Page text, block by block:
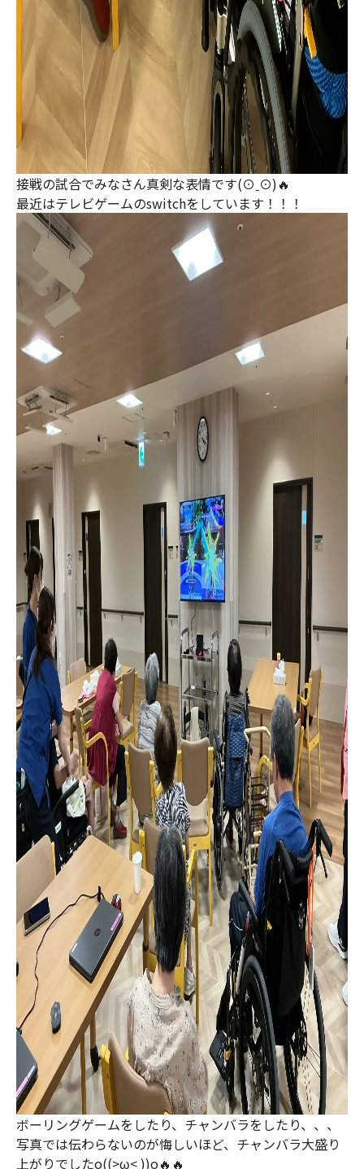
接戦の試合でみなさん真剣な表情です(⊙ˍ⊙)🔥
最近はテレビゲームのswitchをしています！！！
ボーリングゲームをしたり、チャンバラをしたり、、、
写真では伝わらないのが悔しいほど、チャンバラ大盛り
上がりでしたo((>ω< ))o🔥🔥